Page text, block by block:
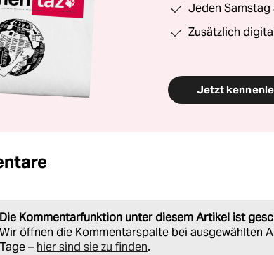
Jeden Samstag
Zusätzlich
Jetzt
Die Kommentarfunktion unter diesem Artikel ist
Wir öffnen die Kommentarspalte bei ausgewählten
Tage – hier sind sie zu finden.